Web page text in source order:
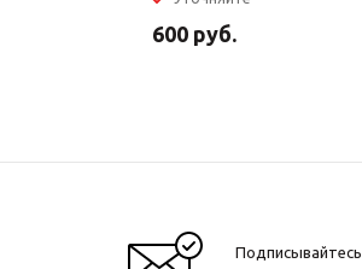
600 руб.
Подписывайтесь